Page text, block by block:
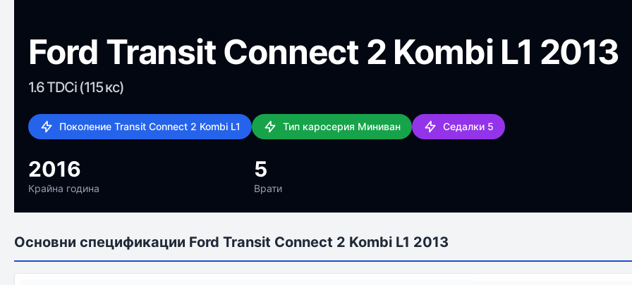
Ford Transit Connect 2 Kombi L1 2013
1.6 TDCi (115 кс)
Поколение Transit Connect 2 Kombi L1 Тип каросерия Миниван Седалки 5
2016
Крайна година
5
Врати
Основни спецификации Ford Transit Connect 2 Kombi L1 2013